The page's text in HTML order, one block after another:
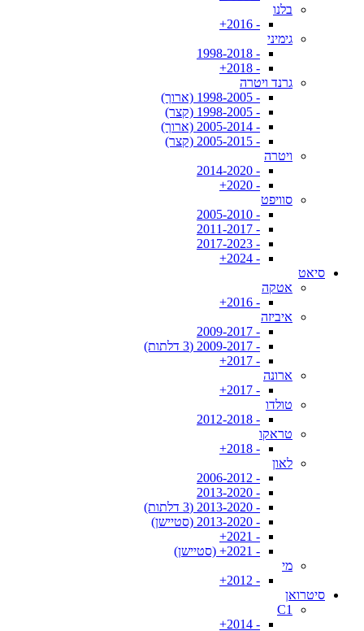
בלנו
- 2016+
גימיני
- 1998-2018
- 2018+
גרנד ויטרה
- 1998-2005 (ארוך)
- 1998-2005 (קצר)
- 2005-2014 (ארוך)
- 2005-2015 (קצר)
ויטרה
- 2014-2020
- 2020+
סוויפט
- 2005-2010
- 2011-2017
- 2017-2023
- 2024+
סיאט
אטקה
- 2016+
איביזה
- 2009-2017
- 2009-2017 (3 דלתות)
- 2017+
ארונה
- 2017+
טולדו
- 2012-2018
טראקו
- 2018+
לאון
- 2006-2012
- 2013-2020
- 2013-2020 (3 דלתות)
- 2013-2020 (סטיישן)
- 2021+
- 2021+ (סטיישן)
מי
- 2012+
סיטרואן
C1
- 2014+